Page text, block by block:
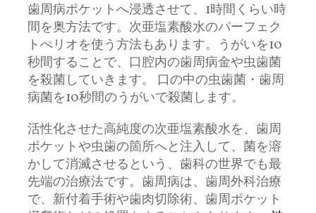
歯周病ポケットへ浸透させて、1時間くらい時
間を奥方法です。次亜塩素酸水のパーフェク
トぺリオを使う方法もあります。うがいを10
秒間することで、口腔内の歯周病金や虫歯菌
を殺菌していきます。 口の中の虫歯菌・歯周
病菌を10秒間のうがいで殺菌します。
活性化させた高純度の次亜塩素酸水を、歯周
ポケットや虫歯の箇所へと注入して、菌を溶
かして消滅させるという、歯科の世界でも最
先端の治療法です。歯周病は、歯周外科治療
で、新付着手術や歯肉切除術、歯周ポケット